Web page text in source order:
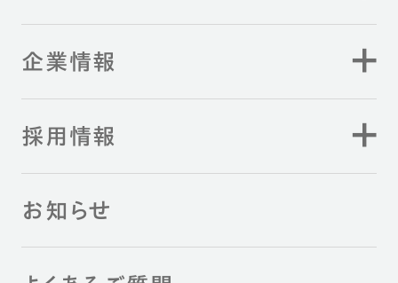
企業情報
採用情報
お知らせ